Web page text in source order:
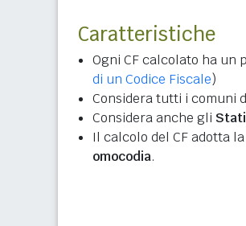
Caratteristiche
Ogni CF calcolato ha un
di un Codice Fiscale)
Considera tutti i comuni
Considera anche gli
Il calcolo del CF adotta
omocodia.